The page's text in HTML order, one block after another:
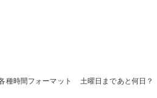
種時間フォーマット 土曜日まであと何日？